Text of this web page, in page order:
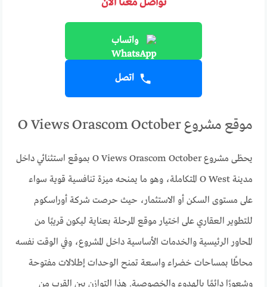
واتساب
اتصل
موقع مشروع O Views Orascom October
يحظى مشروع O Views Orascom October بموقع استثنائي داخل
مدينة O West المتكاملة، وهو ما يمنحه ميزة تنافسية قوية سواء
على مستوى السكن أو الاستثمار، حيث حرصت شركة أوراسكوم
للتطوير العقاري على اختيار موقع المرحلة بعناية ليكون قريبًا من
المحاور الرئيسية والخدمات الأساسية داخل المشروع، وفي الوقت نفسه
محاطًا بمساحات خضراء واسعة تمنح الوحدات إطلالات مفتوحة
وشعورًا دائمًا بالهدوء والخصوصية. هذا التوازن بين القرب من